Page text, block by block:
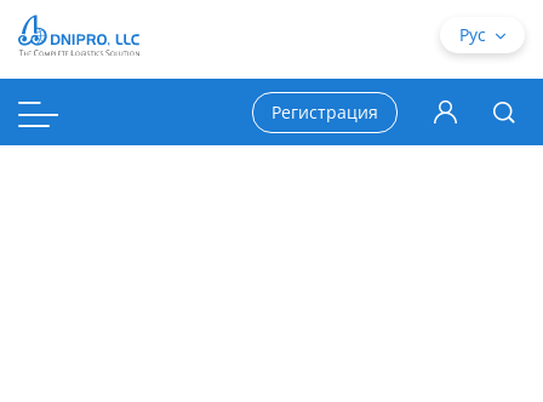
Рус
Регистрация